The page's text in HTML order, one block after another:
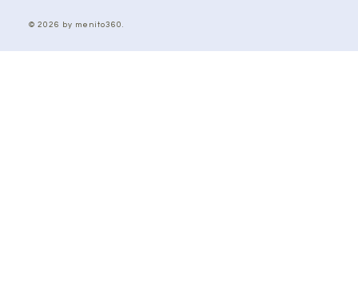
© 2026 by menito360.